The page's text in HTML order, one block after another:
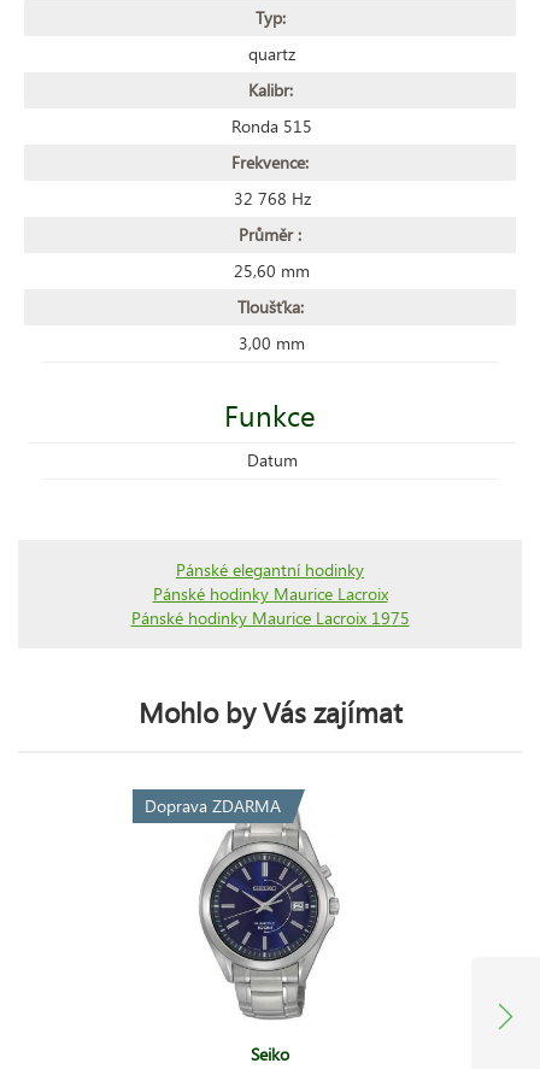
Typ:
quartz
Kalibr:
Ronda 515
Frekvence:
32 768 Hz
Průměr :
25,60 mm
Tloušťka:
3,00 mm
Funkce
Datum
Pánské elegantní hodinky
Pánské hodinky Maurice Lacroix
Pánské hodinky Maurice Lacroix 1975
Mohlo by Vás zajímat
Doprava ZDARMA
Seiko